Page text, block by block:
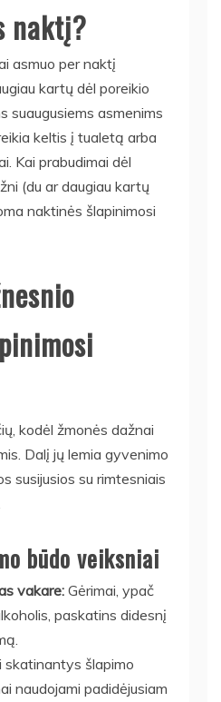
naktį?
asmuo per naktį
kartų dėl poreikio
suaugusiems asmenims
keltis į tualetą arba
Kai prabudimai dėl
(du ar daugiau kartų
naktinės šlapinimosi
kodėl žmonės dažnai
Dalį jų lemia gyvenimo
susijusios su rimtesniais
būdo veiksniai
vakare:Gėrimai, ypač
paskatins didesnį
skatinantys šlapimo
naudojami padidėjusiam